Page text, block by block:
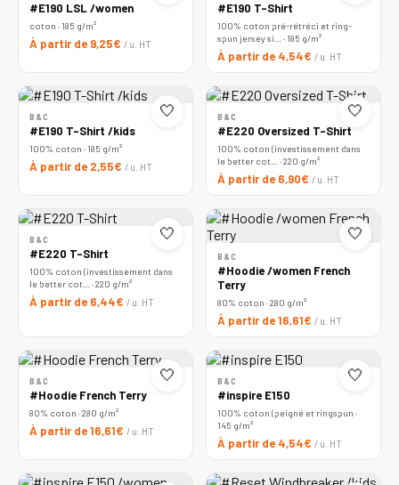
#E190 LSL /women
coton · 185 g/m²
À partir de 9,25€ / u. HT
#E190 T-Shirt
100% coton pré-rétréci et ring-
spun jersey si… · 185 g/m²
À partir de 4,54€ / u. HT
🤍
B&C
#E190 T-Shirt /kids
100% coton · 185 g/m²
À partir de 2,55€ / u. HT
🤍
B&C
#E220 Oversized T-Shirt
100% coton (investissement dans
le better cot… · 220 g/m²
À partir de 6,90€ / u. HT
🤍
B&C
#E220 T-Shirt
100% coton (investissement dans
le better cot… · 220 g/m²
À partir de 6,44€ / u. HT
🤍
B&C
#Hoodie /women French
Terry
80% coton · 280 g/m²
À partir de 16,61€ / u. HT
🤍
B&C
#Hoodie French Terry
80% coton · 280 g/m²
À partir de 16,61€ / u. HT
🤍
B&C
#inspire E150
100% coton (peigné et ringspun ·
145 g/m²
À partir de 4,54€ / u. HT